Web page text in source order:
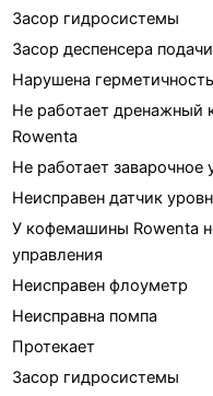
Засор гидросистемы
Засор деспенсера
Нарушена герметичность
Не работает дренажный
Rowenta
Не работает заварочное
Неисправен датчик
У кофемашины Rowenta
управления
Неисправен флоуметр
Неисправна помпа
Протекает
Засор гидросистемы